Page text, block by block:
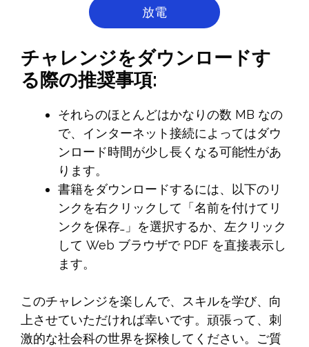
放電
チャレンジをダウンロードす
る際の推奨事項:
それらのほとんどはかなりの数 MB なの
で、インターネット接続によってはダウ
ンロード時間が少し長くなる可能性があ
ります。
書籍をダウンロードするには、以下のリ
ンクを右クリックして「名前を付けてリ
ンクを保存…」を選択するか、左クリック
して Web ブラウザで PDF を直接表示し
ます。
このチャレンジを楽しんで、スキルを学び、向
上させていただければ幸いです。頑張って、刺
激的な社会科の世界を探検してください。ご質